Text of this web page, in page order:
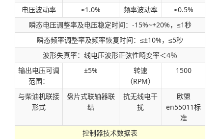
电压波动率 ≤1.0% 频率波动率
≤0.5%
瞬态电压调整率及电压稳定时间：-15%~+20%，≤1秒
瞬态频率调整率及频率恢复时间：≤±10%，≤5秒
波形失真率：线电压波形正弦性畸变率＜4％
输出电压可调
范围：
±5%
转速
（RPM）
1500
与柴油机联接
形式
盘片式联轴器联
结
抗无线电干
扰
欧盟
en55011标
准
控制器技术数据表